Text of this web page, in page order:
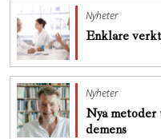
Nyheter
Enklare
Nyheter
Nya metoder
demens